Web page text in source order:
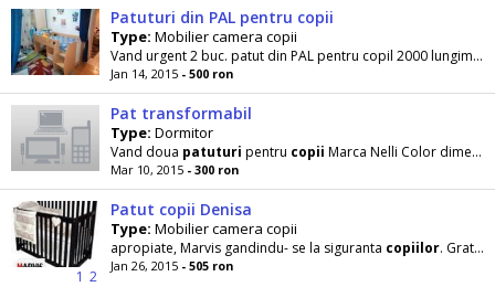
Patuturi din PAL pentru copii
Type: Mobilier camera copii
Vand urgent 2 buc. patut din PAL pentru copil 2000 lungimea / 900 latime/ 145 inaltime. Se poate da si cu saltele . Este pat etajat cu spatiu de...
Jan 14, 2015 - 500 ron
Pat transformabil
Type: Dormitor
Vand doua patuturi pentru copii Marca Nelli Color dimensiune 140X70 cm, pentru
Mar 10, 2015 - 300 ron
1 2
Patut copii Denisa
Type: Mobilier camera copii
apropiate, Marvis gandindu- se la siguranta copiilor. Gratie materialelor de calitate superioara folosite
Jan 26, 2015 - 505 ron